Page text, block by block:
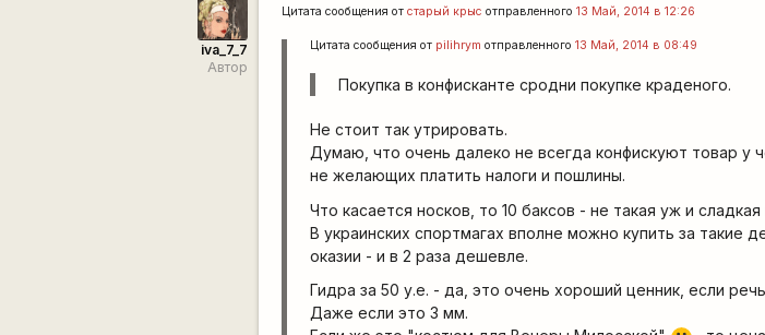
iva_7_7
Автор
Цитата сообщения отстарый крыс отправленного13 Май, 2014 в 12:26
Цитата сообщения от pilihrym отправленного13 Май, 2014 в 08:49
Покупка в конфисканте сродни покупке краденого.
Не стоит так утрировать.
Думаю, что очень далеко не всегда конфискуют товар у
не желающих платить налоги и пошлины.
Что касается носков, то 10 баксов - не такая уж и сладкая
В украинских спортмагах вполне можно купить за такие
оказии - и в 2 раза дешевле.
Гидра за 50 у.е. - да, это очень хороший ценник, если
Даже если это 3 мм.